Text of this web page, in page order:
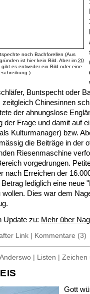
noch Bachforellen (Aus
ist hier kein Bild. Aber im 20
gibt es entweder ein Bild oder eine
Buntspecht oder
zeitgleich Chinesinnen
der ahnungslose
der Frage und damit auf
Kulturmanager) bzw.
die Beiträge in der
Riesenmaschine
vorgedrungen.
nach Erreichen der
lediglich eine neue
Dies war dem
Update zu: Mehr über
Link Kommentare (3)
| Listen | Zeichen
Gott